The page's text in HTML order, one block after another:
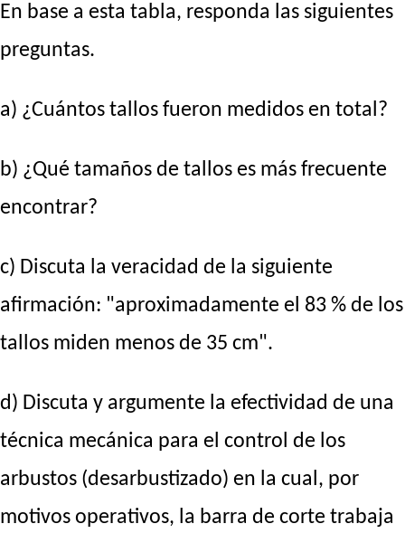
En base a esta tabla, responda las siguientes
preguntas.
a) ¿Cuántos tallos fueron medidos en total?
b) ¿Qué tamaños de tallos es más frecuente
encontrar?
c) Discuta la veracidad de la siguiente
afirmación: "aproximadamente el 83 % de los
tallos miden menos de 35 cm".
d) Discuta y argumente la efectividad de una
técnica mecánica para el control de los
arbustos (desarbustizado) en la cual, por
motivos operativos, la barra de corte trabaja